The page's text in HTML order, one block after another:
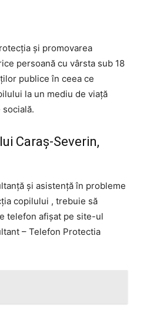
și promovarea
persoană cu vârsta sub 18
publice în ceea ce
la un mediu de viață
Caraş-Severin,
și asistență în probleme
copilului , trebuie să
telefon afișat pe site-ul
– Telefon Protectia